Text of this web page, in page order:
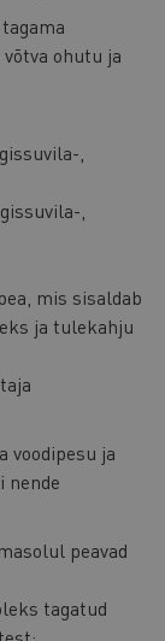
ohutu ja
,
,
mis sisaldab
ja tulekahju
voodipesu ja
nende
peavad
tagatud